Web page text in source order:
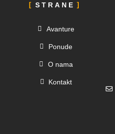
STRANE
Avanture
Ponude
O nama
Kontakt